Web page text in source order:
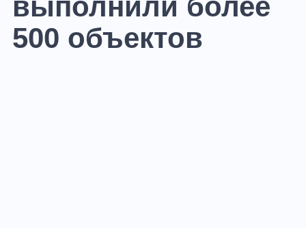
выполнили более
500 объектов